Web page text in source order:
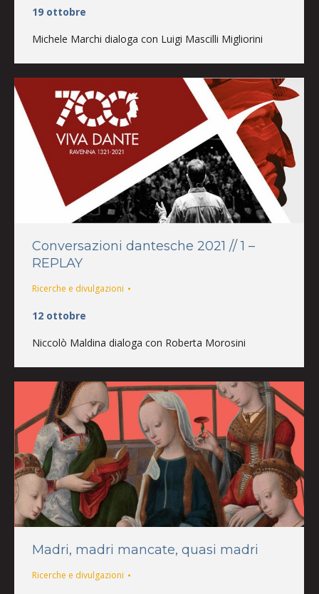
19 ottobre
Michele Marchi dialoga con Luigi Mascilli Migliorini
Conversazioni dantesche 2021 // 1 –
REPLAY
Ricerche e divulgazioni
12 ottobre
Niccolò Maldina dialoga con Roberta Morosini
Madri, madri mancate, quasi madri
Ricerche e divulgazioni